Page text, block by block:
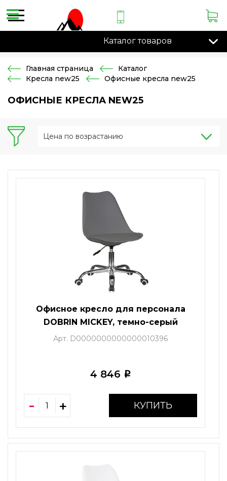
Каталог товаров
Главная страница
Каталог
Кресла new25
Офисные кресла new25
ОФИСНЫЕ КРЕСЛА NEW25
Цена по возрастанию
Офисное кресло для персонала
DOBRIN MICKEY, темно-серый
Арт. D0000000000000010396
4 846 i
КУПИТЬ